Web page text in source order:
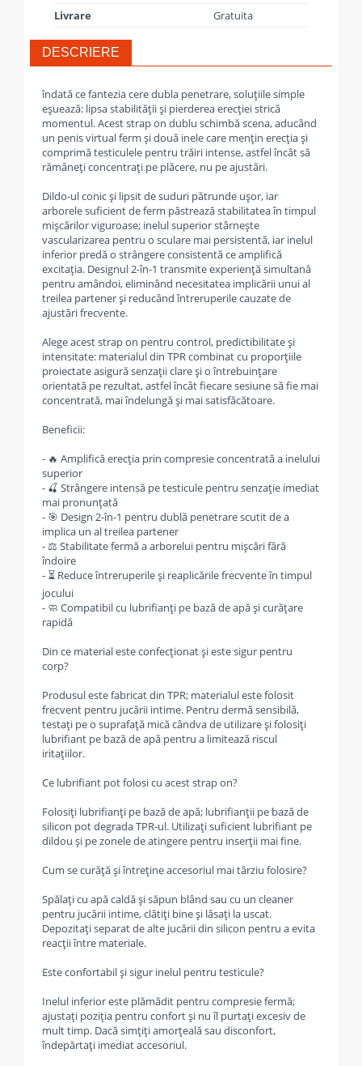
Livrare
Gratuita
DESCRIERE
îndată ce fantezia cere dubla penetrare, soluțiile simple
eșuează: lipsa stabilității și pierderea erecției strică
momentul. Acest strap on dublu schimbă scena, aducând
un penis virtual ferm și două inele care mențin erecția și
comprimă testiculele pentru trăiri intense, astfel încât să
rămâneți concentrați pe plăcere, nu pe ajustări.
Dildo-ul conic și lipsit de suduri pătrunde ușor, iar
arborele suficient de ferm păstrează stabilitatea în timpul
mișcărilor viguroase; inelul superior stârnește
vascularizarea pentru o sculare mai persistentă, iar inelul
inferior predă o strângere consistentă ce amplifică
excitația. Designul 2-în-1 transmite experiență simultană
pentru amândoi, eliminând necesitatea implicării unui al
treilea partener și reducând întreruperile cauzate de
ajustări frecvente.
Alege acest strap on pentru control, predictibilitate și
intensitate: materialul din TPR combinat cu proporțiile
proiectate asigură senzații clare și o întrebuințare
orientată pe rezultat, astfel încât fiecare sesiune să fie mai
concentrată, mai îndelungă și mai satisfăcătoare.
Beneficii:
- 🔥 Amplifică erecția prin compresie concentrată a inelului
superior
- 🍒 Strângere intensă pe testicule pentru senzație imediat
mai pronunțată
- 🎯 Design 2-în-1 pentru dublă penetrare scutit de a
implica un al treilea partener
- ⚖️ Stabilitate fermă a arborelui pentru mișcări fără
îndoire
- ⏳ Reduce întreruperile și reaplicările frecvente în timpul
jocului
- 🧼 Compatibil cu lubrifianți pe bază de apă și curățare
rapidă
Din ce material este confecționat și este sigur pentru
corp?
Produsul este fabricat din TPR; materialul este folosit
frecvent pentru jucării intime. Pentru dermă sensibilă,
testați pe o suprafață mică cândva de utilizare și folosiți
lubrifiant pe bază de apă pentru a limitează riscul
iritațiilor.
Ce lubrifiant pot folosi cu acest strap on?
Folosiți lubrifianți pe bază de apă; lubrifianții pe bază de
silicon pot degrada TPR-ul. Utilizați suficient lubrifiant pe
dildou și pe zonele de atingere pentru inserții mai fine.
Cum se curăță și întreține accesoriul mai târziu folosire?
Spălați cu apă caldă și săpun blând sau cu un cleaner
pentru jucării intime, clătiți bine și lăsați la uscat.
Depozitați separat de alte jucării din silicon pentru a evita
reacții între materiale.
Este confortabil și sigur inelul pentru testicule?
Inelul inferior este plămădit pentru compresie fermă;
ajustați poziția pentru confort și nu îl purtați excesiv de
mult timp. Dacă simțiți amorțeală sau disconfort,
îndepărtați imediat accesoriul.